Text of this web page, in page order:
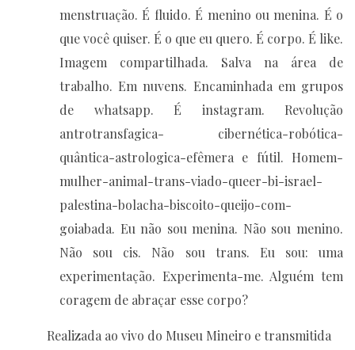
menstruação. É fluido. É menino ou menina. É o
que você quiser. É o que eu quero. É corpo. É like.
Imagem compartilhada. Salva na área de
trabalho. Em nuvens. Encaminhada em grupos
de whatsapp. É instagram. Revolução
antrotransfagica- cibernética-robótica-
quântica-astrologica-efêmera e fútil. Homem-
mulher-animal-trans-viado-queer-bi-israel-
palestina-bolacha-biscoito-queijo-com-
goiabada. Eu não sou menina. Não sou menino.
Não sou cis. Não sou trans. Eu sou: uma
experimentação. Experimenta-me. Alguém tem
coragem de abraçar esse corpo?
Realizada ao vivo do Museu Mineiro e transmitida